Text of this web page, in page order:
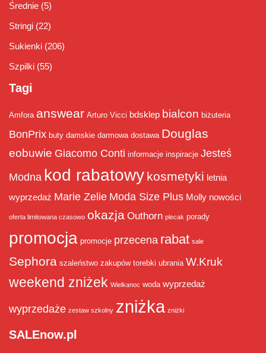
Średnie (5)
Stringi (22)
Sukienki (206)
Szpilki (55)
Tagi
Amfora answear Arturo Vicci bdsklep bialcon biżuteria
BonPrix buty damskie darmowa dostawa Douglas
eobuwie Giacomo Conti informacje inspiracje Jesteś
Modna kod rabatowy kosmetyki letnia
wyprzedaż Marie Zelie Moda Size Plus Molly nowości
oferta limitowana czasowo okazja Outhorn plecak porady
promocja promocje przecena rabat sale
Sephora szaleństwo zakupów torebki ubrania W.Kruk
weekend zniżek Wielkanoc woda wyprzedaż
wyprzedaże zestaw szkolny zniżka zniżki
SALEnow.pl